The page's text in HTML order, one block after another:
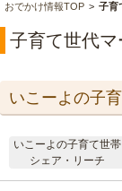
おでかけ情報TOP 子育
子育て世代
いこーよの子
いこーよの子育て世帯
シェア・リーチ